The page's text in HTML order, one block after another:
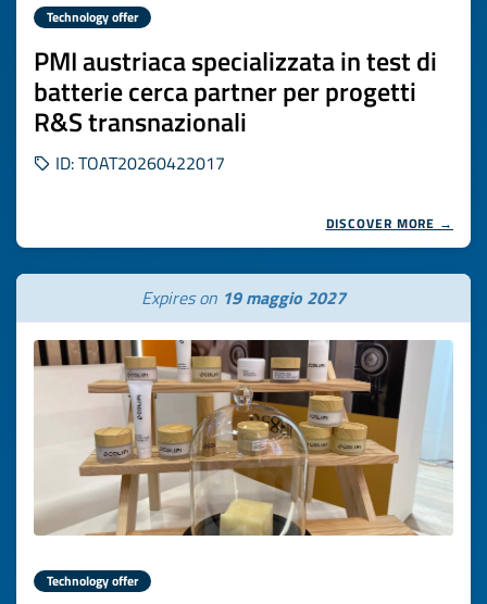
Technology offer
PMI austriaca specializzata in test di
batterie cerca partner per progetti
R&S transnazionali
ID: TOAT20260422017
DISCOVER MORE →
Expires on 19 maggio 2027
Technology offer